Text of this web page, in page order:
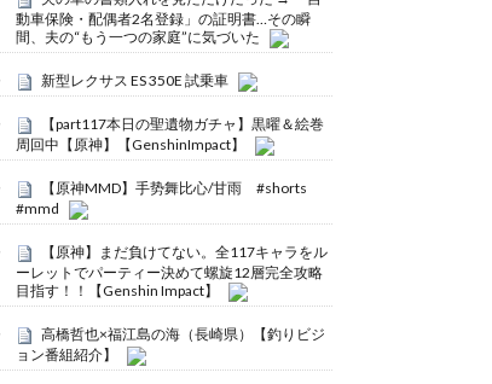
動車保険・配偶者2名登録」の証明書…その瞬
間、夫の“もう一つの家庭”に気づいた
新型レクサス ES 350E 試乗車
【part117本日の聖遺物ガチャ】黒曜＆絵巻
周回中【原神】【GenshinImpact】
【原神MMD】手势舞比心/甘雨 #shorts
#mmd
【原神】まだ負けてない。全117キャラをル
ーレットでパーティー決めて螺旋12層完全攻略
目指す！！【Genshin Impact】
高橋哲也×福江島の海（長崎県）【釣りビジ
ョン番組紹介】